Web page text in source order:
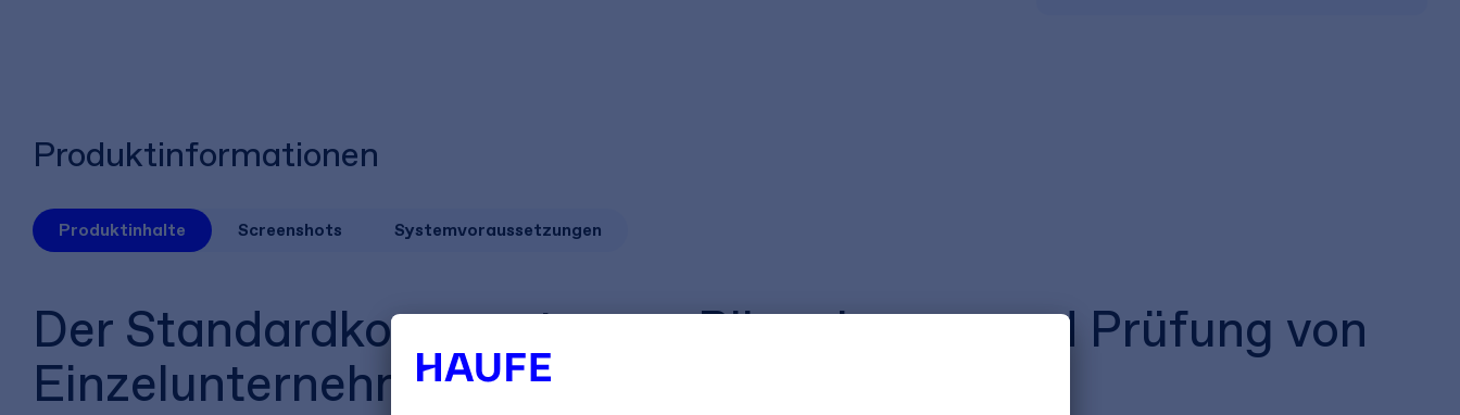
Produktinformationen
Produktinhalte Screenshots Systemvoraussetzungen
Der Standardkommentar zur Bilanzierung und Prüfung von
Einzelunternehmen